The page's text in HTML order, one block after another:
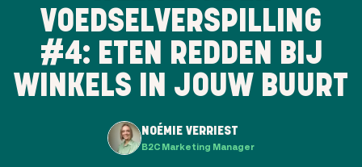
VOEDSELVERSPILLING
#4: ETEN REDDEN BIJ
WINKELS IN JOUW BUURT
NOÉMIE VERRIEST
B2C Marketing Manager